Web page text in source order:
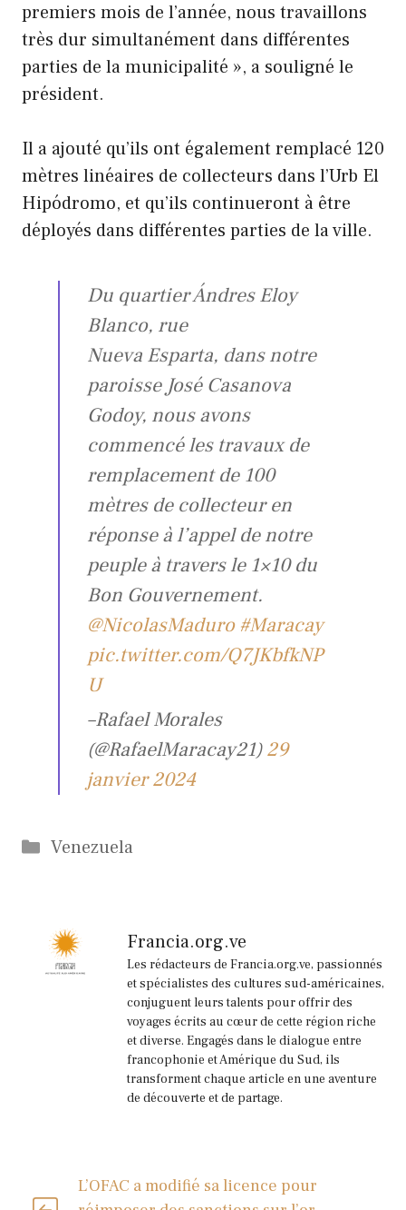
premiers mois de l’année, nous travaillons
très dur simultanément dans différentes
parties de la municipalité », a souligné le
président.
Il a ajouté qu’ils ont également remplacé 120
mètres linéaires de collecteurs dans l’Urb El
Hipódromo, et qu’ils continueront à être
déployés dans différentes parties de la ville.
Du quartier Ándres Eloy
Blanco, rue
Nueva Esparta, dans notre
paroisse José Casanova
Godoy, nous avons
commencé les travaux de
remplacement de 100
mètres de collecteur en
réponse à l’appel de notre
peuple à travers le 1×10 du
Bon Gouvernement.
@NicolasMaduro #Maracay
pic.twitter.com/Q7JKbfkNP
U
–Rafael Morales
(@RafaelMaracay21)29
janvier 2024
Catégories
Venezuela
Francia.org.ve
Les rédacteurs de Francia.org.ve, passionnés
et spécialistes des cultures sud-américaines,
conjuguent leurs talents pour offrir des
voyages écrits au cœur de cette région riche
et diverse. Engagés dans le dialogue entre
francophonie et Amérique du Sud, ils
transforment chaque article en une aventure
de découverte et de partage.
L’OFAC a modifié sa licence pour